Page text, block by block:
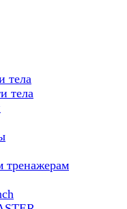
тела
тела
тренажерам